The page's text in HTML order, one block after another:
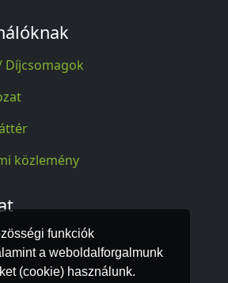
funkciók
a weboldalforgalmunk
(cookie) használunk.
Díjcsomagok
közlemény